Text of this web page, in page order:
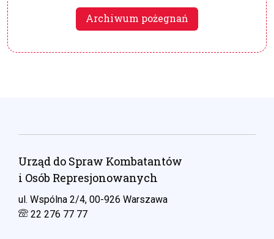
Archiwum pożegnań
Urząd do Spraw Kombatantów
i Osób Represjonowanych
ul. Wspólna 2/4, 00-926 Warszawa
22 276 77 77